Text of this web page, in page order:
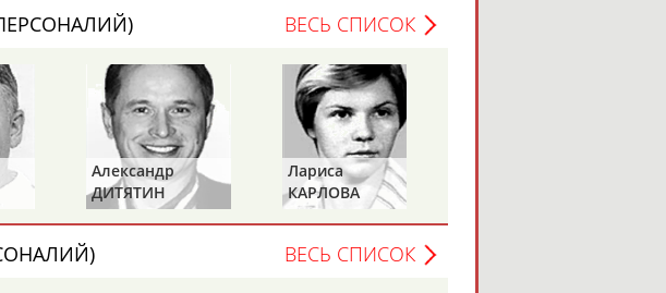
ВЕСЬ СПИСОК
Александр
ДИТЯТИН
Лариса
КАРЛОВА
ВЕСЬ СПИСОК